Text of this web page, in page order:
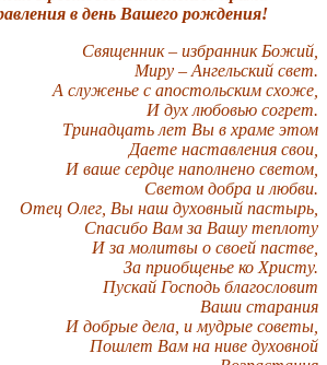
в день Вашего рождения!
Священник – избранник Божий,
Миру – Ангельский свет.
А служенье с апостольским схоже,
И дух любовью согрет.
Тринадцать лет Вы в храме этом
Даете наставления свои,
И ваше сердце наполнено светом,
Светом добра и любви.
Отец Олег, Вы наш духовный пастырь,
Спасибо Вам за Вашу теплоту
И за молитвы о своей пастве,
За приобщенье ко Христу.
Пускай Господь благословит
Ваши старания
И добрые дела, и мудрые советы,
Пошлет Вам на ниве духовной